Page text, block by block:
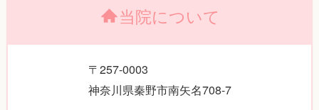
当院について
〒257-0003
神奈川県秦野市南矢名708-7